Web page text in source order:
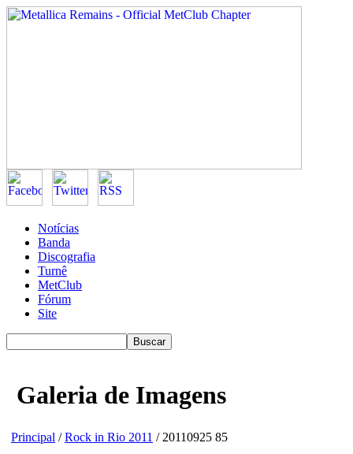
Notícias
Banda
Discografia
Turnê
MetClub
Fórum
Site
Galeria de Imagens
Principal /Rock in Rio 2011 / 20110925 85